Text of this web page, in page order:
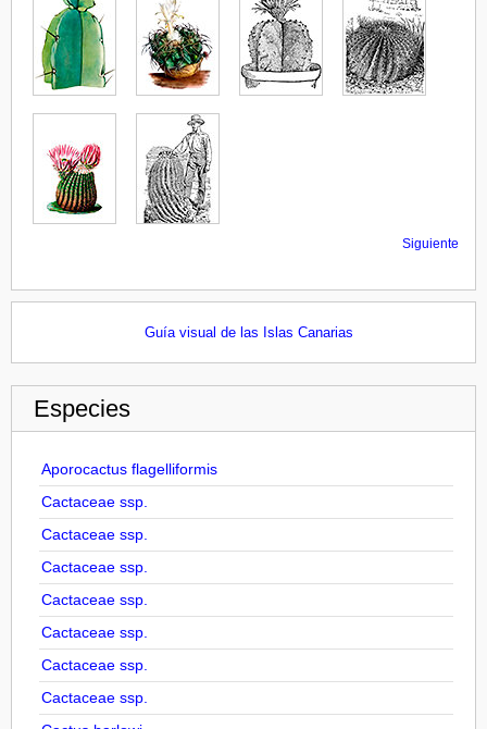
Siguiente
Guía visual de las Islas Canarias
Especies
Aporocactus flagelliformis
Cactaceae ssp.
Cactaceae ssp.
Cactaceae ssp.
Cactaceae ssp.
Cactaceae ssp.
Cactaceae ssp.
Cactaceae ssp.